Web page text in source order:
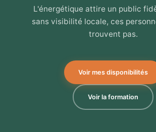
L'énergétique attire un public
sans visibilité locale, ces
trouvent pas.
Voir mes disponibilités
Voir la formation